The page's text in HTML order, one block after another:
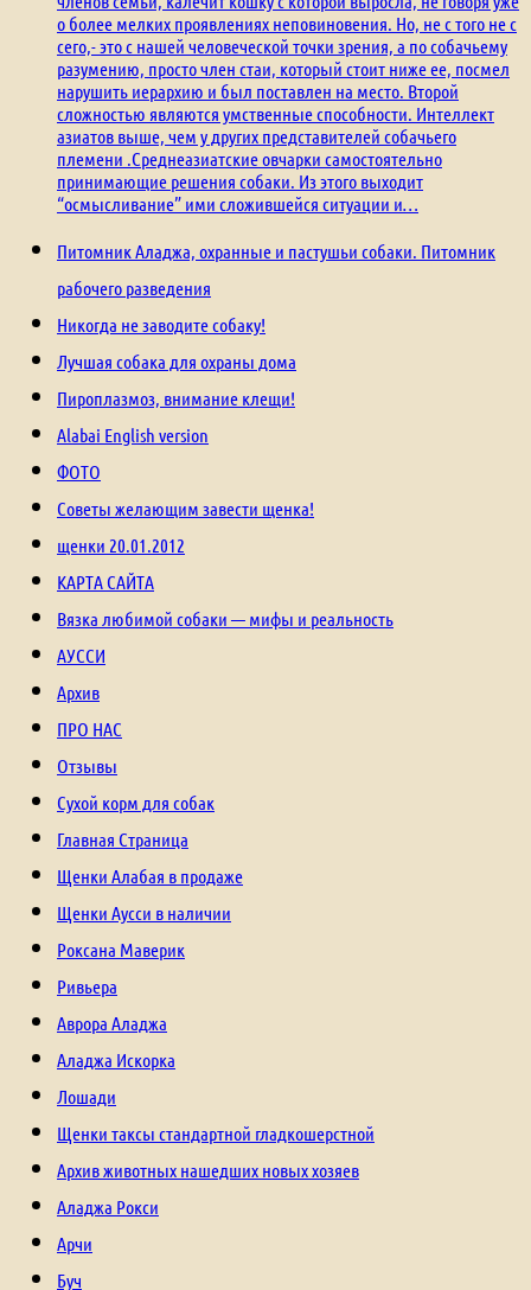
о более мелких проявлениях неповиновения. Но, не с того не с
сего,- это с нашей человеческой точки зрения, а по собачьему
разумению, просто член стаи, который стоит ниже ее, посмел
нарушить иерархию и был поставлен на место. Второй
сложностью являются умственные способности. Интеллект
азиатов выше, чем у других представителей собачьего
племени .Среднеазиатские овчарки самостоятельно
принимающие решения собаки. Из этого выходит
“осмысливание” ими сложившейся ситуации и…
Питомник Аладжа, охранные и пастушьи собаки. Питомник
рабочего разведения
Никогда не заводите собаку!
Лучшая собака для охраны дома
Пироплазмоз, внимание клещи!
Alabai English version
ФОТО
Советы желающим завести щенка!
щенки 20.01.2012
КАРТА САЙТА
Вязка любимой собаки — мифы и реальность
АУССИ
Архив
ПРО НАС
Отзывы
Сухой корм для собак
Главная Страница
Щенки Алабая в продаже
Щенки Аусси в наличии
Роксана Маверик
Ривьера
Аврора Аладжа
Аладжа Искорка
Лошади
Щенки таксы стандартной гладкошерстной
Архив животных нашедших новых хозяев
Аладжа Рокси
Арчи
Буч